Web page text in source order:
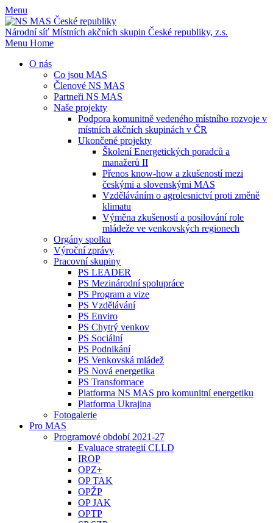
Menu
Národní síť Místních akčních skupin České republiky, z.s.
Menu Home
O nás
Co jsou MAS
Členové NS MAS
Partneři NS MAS
Naše projekty
Podpora komunitně vedeného místního rozvoje v
místních akčních skupinách v ČR
Ukončené projekty
Školení Energetických poradců a
manažerů II
Přenos know-how a zkušeností mezi
českými a slovenskými MAS
Vzděláváním o agrolesnictví proti změně
klimatu
Výměna zkušeností a posilování role
mládeže ve venkovských regionech
Orgány spolku
Výroční zprávy
Pracovní skupiny
PS LEADER
PS Mezinárodní spolupráce
PS Program a vize
PS Vzdělávání
PS Enviro
PS Chytrý venkov
PS Sociální
PS Podnikání
PS Venkovská mládež
PS Nová energetika
PS Transformace
Platforma NS MAS pro komunitní energetiku
Platforma Ukrajina
Fotogalerie
Pro MAS
Programové období 2021-27
Evaluace strategií CLLD
IROP
OPZ+
OP TAK
OPŽP
OP JAK
OPTP